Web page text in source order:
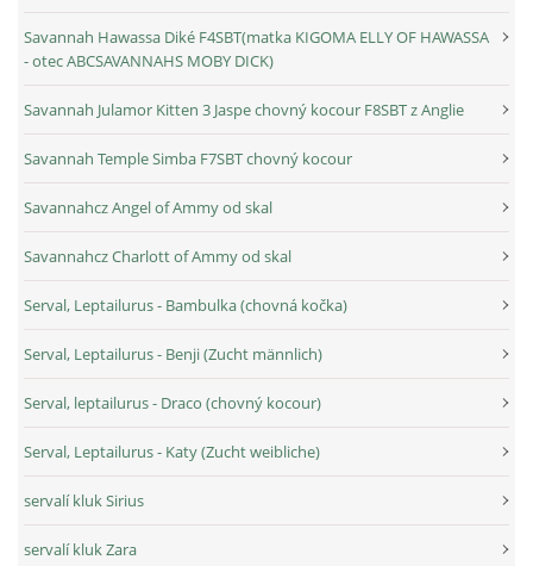
Savannah Hawassa Diké F4SBT(matka KIGOMA ELLY OF HAWASSA
- otec ABCSAVANNAHS MOBY DICK)
Savannah Julamor Kitten 3 Jaspe chovný kocour F8SBT z Anglie
Savannah Temple Simba F7SBT chovný kocour
Savannahcz Angel of Ammy od skal
Savannahcz Charlott of Ammy od skal
Serval, Leptailurus - Bambulka (chovná kočka)
Serval, Leptailurus - Benji (Zucht männlich)
Serval, leptailurus - Draco (chovný kocour)
Serval, Leptailurus - Katy (Zucht weibliche)
servalí kluk Sirius
servalí kluk Zara